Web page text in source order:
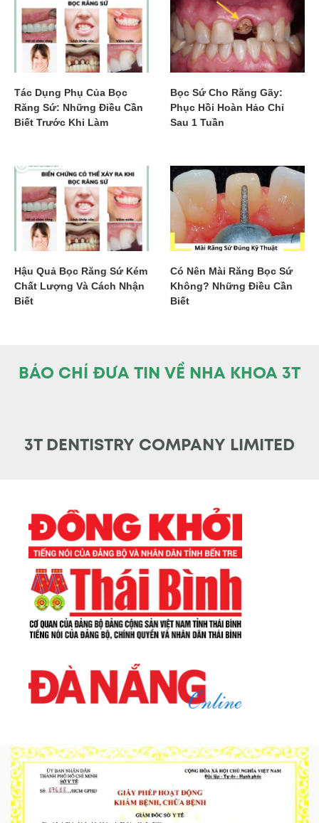
Tác Dụng Phụ Của Bọc
Răng Sứ: Những Điều Cần
Biết Trước Khi Làm
Bọc Sứ Cho Răng Gãy:
Phục Hồi Hoàn Hảo Chỉ
Sau 1 Tuần
Hậu Quả Bọc Răng Sứ Kém
Chất Lượng Và Cách Nhận
Biết
Có Nên Mài Răng Bọc Sứ
Không? Những Điều Cần
Biết
BÁO CHÍ ĐƯA TIN VỀ NHA KHOA 3T
3T DENTISTRY COMPANY LIMITED